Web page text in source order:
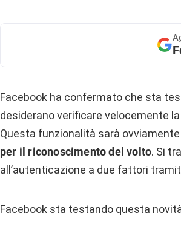
Facebook ha confermato che sta
desiderano verificare velocemente
Questa funzionalità sarà
per il riconoscimento del volto. Si
all’autenticazione a due fattori
Facebook sta testando questa